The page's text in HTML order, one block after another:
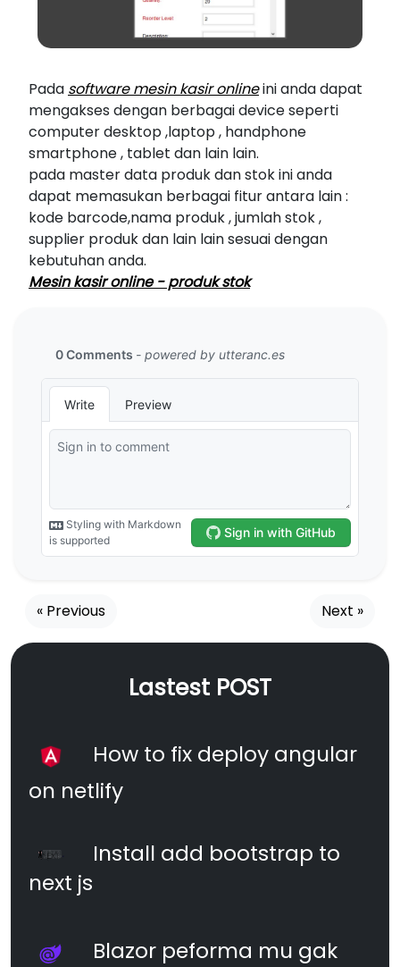
Pada software mesin kasir onlineini anda dapat
mengakses dengan berbagai device seperti
computer desktop ,laptop , handphone
smartphone , tablet dan lain lain.
pada master data produk dan stok ini anda
dapat memasukan berbagai fitur antara lain :
kode barcode,nama produk , jumlah stok ,
supplier produk dan lain lain sesuai dengan
kebutuhan anda.
Mesin kasir online - produk stok
« Previous Next »
Lastest POST
How to fix deploy angular
on netlify
Install add bootstrap to
next js
Blazor peforma mu gak